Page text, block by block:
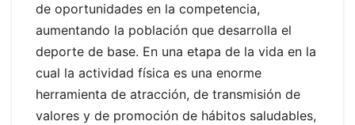
de oportunidades en la competencia,
aumentando la población que desarrolla el
deporte de base. En una etapa de la vida en la
cual la actividad física es una enorme
herramienta de atracción, de transmisión de
valores y de promoción de hábitos saludables,